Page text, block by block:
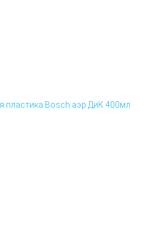
пластика Bosch аэр ДиК 400мл